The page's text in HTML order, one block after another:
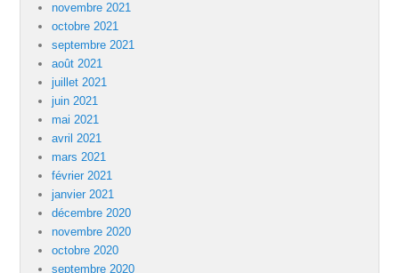
novembre 2021
octobre 2021
septembre 2021
août 2021
juillet 2021
juin 2021
mai 2021
avril 2021
mars 2021
février 2021
janvier 2021
décembre 2020
novembre 2020
octobre 2020
septembre 2020